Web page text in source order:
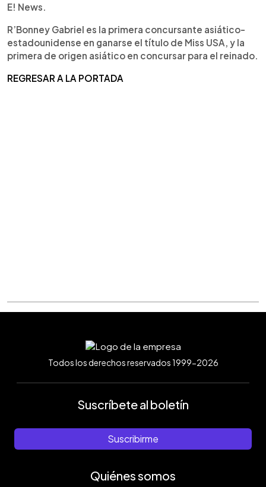
E! News.
R’Bonney Gabriel es la primera concursante asiático-
estadounidense en ganarse el título de Miss USA, y la
primera de origen asiático en concursar para el reinado.
REGRESAR A LA PORTADA
Todos los derechos reservados 1999-2026
Suscríbete al boletín
Suscribirme
Quiénes somos